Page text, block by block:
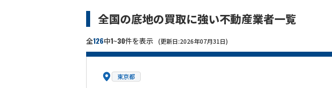
全国の底地の買取に強い不動産業者一覧
全126中1~30件を表示 (更新日:2026年07月31日)
東京都